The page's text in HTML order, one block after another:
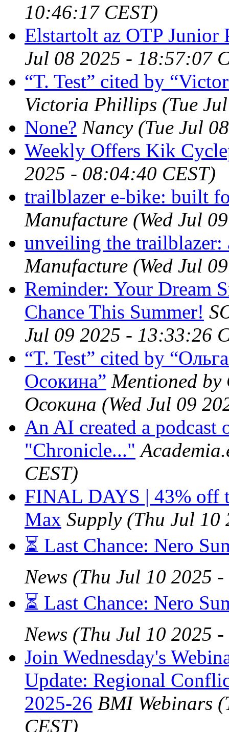
10:46:17 CEST)
Elstartolt az OTP Junior
Jul 08 2025 - 18:57:07
“T. Test” cited by
Victoria Phillips (Tue
None? Nancy (Tue Jul
Weekly Offers Kik
2025 - 08:04:40 CEST)
trailblazer e-bike: built
Manufacture (Wed Jul
unveiling the trailblazer:
Manufacture (Wed Jul
Reminder: Your Dream
Chance This Summer!
Jul 09 2025 - 13:33:26
“T. Test” cited by
Осокина” Mentioned by
Осокина (Wed Jul 09
An AI created a podcast
"Chronicle..."
CEST)
FINAL DAYS | 43% off
Max Supply (Thu Jul 10
⏳ Last Chance: Nero
News (Thu Jul 10 2025
⏳ Last Chance: Nero
News (Thu Jul 10 2025
Join Wednesday's
Update: Regional
2025-26 BMI Webinars
CEST)